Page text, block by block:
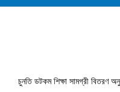
চুনতি ডটকম শিক্ষা সামগ্রী বিতরণ